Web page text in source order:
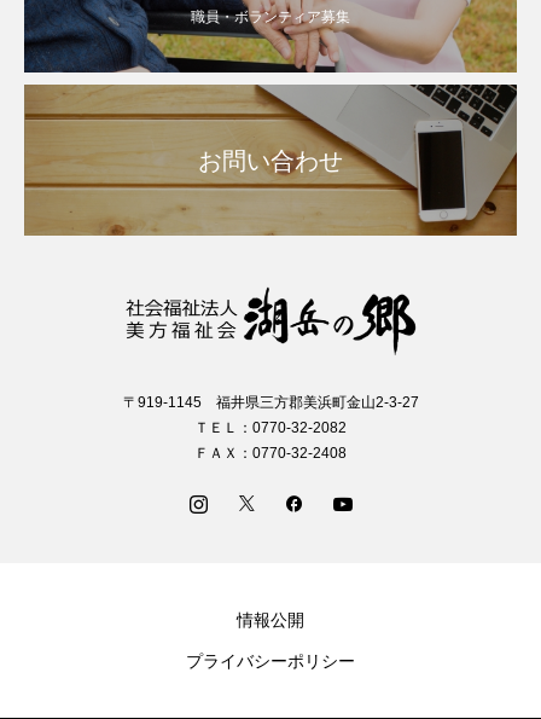
職員・ボランティア募集
お問い合わせ
〒919-1145 福井県三方郡美浜町金山2-3-27
ＴＥＬ：0770-32-2082
ＦＡＸ：0770-32-2408
情報公開
プライバシーポリシー